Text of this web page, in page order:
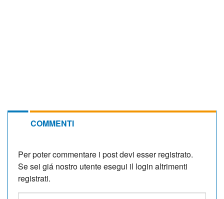
COMMENTI
Per poter commentare i post devi esser registrato.
Se sei giá nostro utente esegui il login altrimenti
registrati.